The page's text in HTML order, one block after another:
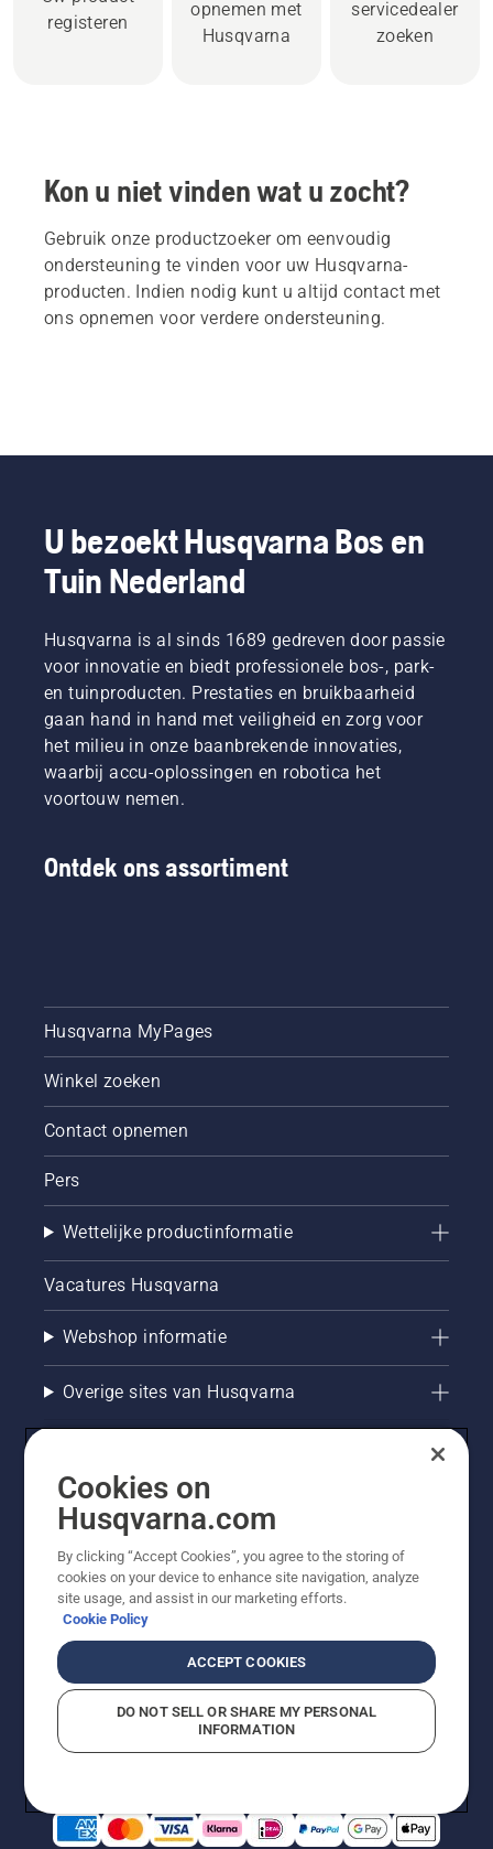
registeren
opnemen met
Husqvarna
servicedealer
zoeken
Kon u niet vinden wat u zocht?
Gebruik onze productzoeker om eenvoudig
ondersteuning te vinden voor uw Husqvarna-
producten. Indien nodig kunt u altijd contact met
ons opnemen voor verdere ondersteuning.
U bezoekt Husqvarna Bos en
Tuin Nederland
Husqvarna is al sinds 1689 gedreven door passie
voor innovatie en biedt professionele bos-, park-
en tuinproducten. Prestaties en bruikbaarheid
gaan hand in hand met veiligheid en zorg voor
het milieu in onze baanbrekende innovaties,
waarbij accu-oplossingen en robotica het
voortouw nemen.
Ontdek ons assortiment
Husqvarna MyPages
Winkel zoeken
Contact opnemen
Pers
Wettelijke productinformatie
Vacatures Husqvarna
Webshop informatie
Overige sites van Husqvarna
© Husqvarna AB (publ). Alle rechten voorbehouden. De
getoonde prijzen zijn consumentenadviesprijzen. Alle
vermelde prijzen zijn adviesverkoopprijzen (incl. BTW),
tenzij het product beschikbaar is voor directe aankoop.
CookiebeleidGebruiksvoorwaarden Privacyverklaring
Bedrijfsgegevens Report Suspected Violations
Cookies on
Husqvarna.com
By clicking “Accept Cookies”, you agree to the storing of
cookies on your device to enhance site navigation, analyze
site usage, and assist in our marketing efforts.
Cookie Policy
ACCEPT COOKIES
DO NOT SELL OR SHARE MY PERSONAL
INFORMATION